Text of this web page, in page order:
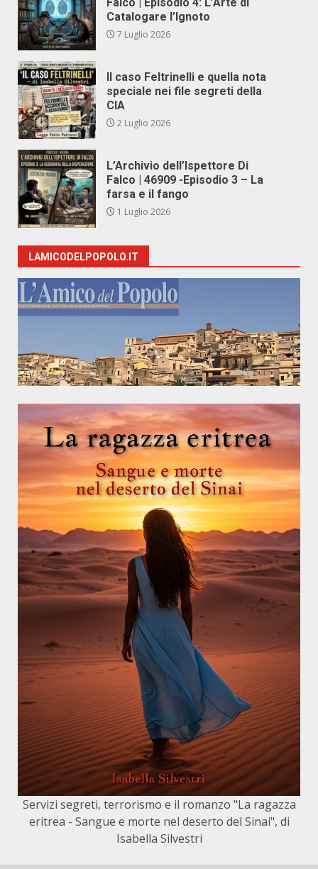
Catalogare l’Ignoto
7 Luglio 2026
Il caso Feltrinelli e quella nota
speciale nei file segreti della
CIA
2 Luglio 2026
L’Archivio dell’Ispettore Di
Falco | 46909 -Episodio 3 – La
farsa e il fango
1 Luglio 2026
LAMICODELPOPOLO.IT
Servizi segreti, terrorismo e il romanzo "La ragazza
eritrea - Sangue e morte nel deserto del Sinai", di
Isabella Silvestri